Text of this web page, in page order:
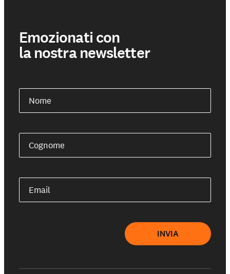
Emozionati con
la nostra newsletter
Nome
Cognome
Email
INVIA